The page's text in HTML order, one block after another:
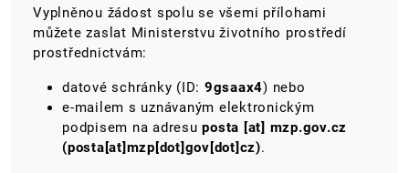
Vyplněnou žádost spolu se všemi přílohami
můžete zaslat Ministerstvu životního prostředí
prostřednictvám:
datové schránky (ID: 9gsaax4) nebo
e-mailem s uznávaným elektronickým
podpisem na adresuposta [at] mzp.gov.cz
(posta[at]mzp[dot]gov[dot]cz).